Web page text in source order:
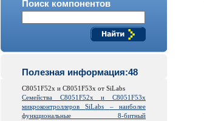
Поиск компонентов
Полезная информация:48
C8051F52x и C8051F53x от SiLabs
Семейства C8051F52x и C8051F53x
микроконтроллеровSiLabs
– наиболее
функциональные 8-битный